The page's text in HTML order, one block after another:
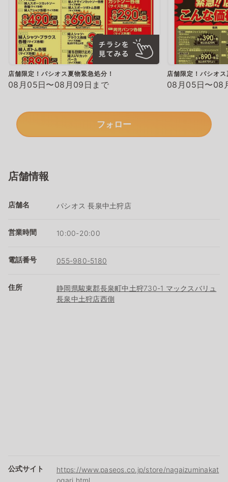
店舗限定！パシオス夏物緊急処分！
08月05日〜08月09日まで
店舗限定！パシオ
08月05日〜08
フォロー
店舗情報
店舗名 パシオス 長泉中土狩店
営業時間 10:00-20:00
電話番号 055-980-5180
住所
静岡県駿東郡長泉町中土狩730-1 マックスバリュ
長泉中土狩店西側
公式サイト
https://www.paseos.co.jp/store/nagaizuminakat
ogari.html